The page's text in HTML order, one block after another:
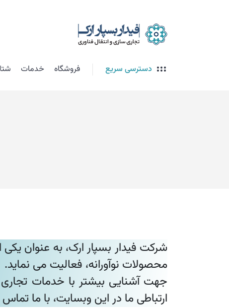
دسترسی سریع فروشگاه خدمات
محصولات نوآورانه، فعالیت می نماید.
جهت آشنایی بیشتر با خدمات تجاری
ارتباطی ما در این وبسایت، با ما